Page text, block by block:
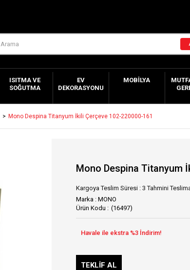
ISITMA VE
SOĞUTMA
EV
DEKORASYONU
MOBILYA
Mono Despina Titanyum İkili Çerçeve 102-220000-161
Mono Despina Titanyum
Kargoya Teslim Süresi : 3 Tahmini
Marka : MONO
(16497)